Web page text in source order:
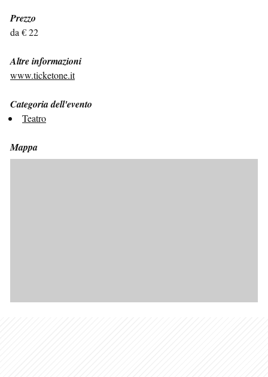
Prezzo
da € 22
Altre informazioni
www.ticketone.it
Categoria dell'evento
Teatro
Mappa